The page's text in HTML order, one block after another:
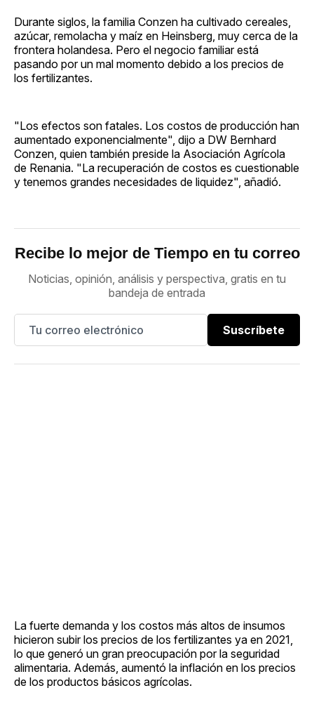
Durante siglos, la familia Conzen ha cultivado cereales,
azúcar, remolacha y maíz en Heinsberg, muy cerca de la
frontera holandesa. Pero el negocio familiar está
pasando por un mal momento debido a los precios de
los fertilizantes.
"Los efectos son fatales. Los costos de producción han
aumentado exponencialmente", dijo a DW Bernhard
Conzen, quien también preside la Asociación Agrícola
de Renania. "La recuperación de costos es cuestionable
y tenemos grandes necesidades de liquidez", añadió.
Recibe lo mejor de Tiempo en tu correo
Noticias, opinión, análisis y perspectiva, gratis en tu
bandeja de entrada
Suscríbete
La fuerte demanda y los costos más altos de insumos
hicieron subir los precios de los fertilizantes ya en 2021,
lo que generó un gran preocupación por la seguridad
alimentaria. Además, aumentó la inflación en los precios
de los productos básicos agrícolas.